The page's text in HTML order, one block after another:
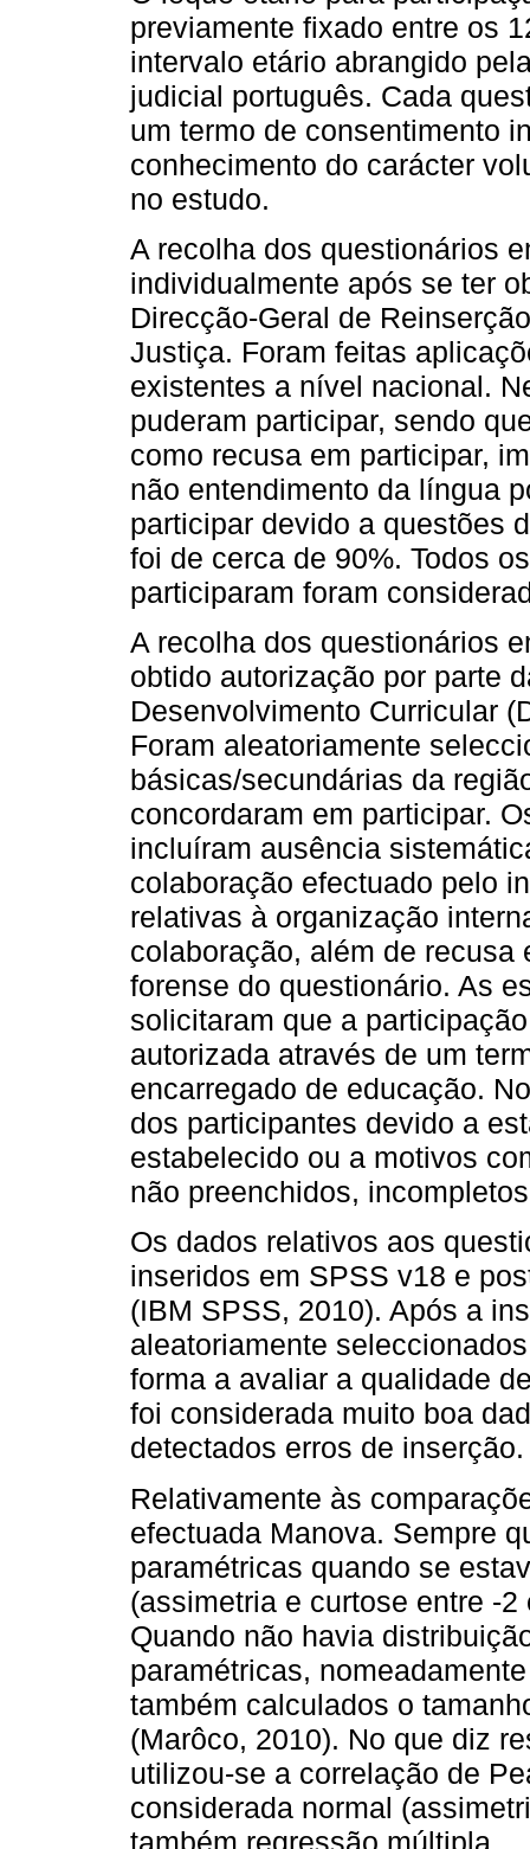
previamente fixado entre os
intervalo etário abrangido
judicial português. Cada
um termo de consentimento
conhecimento do carácter
no estudo.
A recolha dos questionários
individualmente após se ter
Direcção-Geral de
Justiça. Foram feitas
existentes a nível nacional.
puderam participar, sendo
como recusa em participar,
não entendimento da língua
participar devido a questões
foi de cerca de 90%. Todos
participaram foram
A recolha dos questionários
obtido autorização por parte
Desenvolvimento Curricular
Foram aleatoriamente
básicas/secundárias da
concordaram em participar.
incluíram ausência
colaboração efectuado pelo
relativas à organização
colaboração, além de recusa
forense do questionário. As
solicitaram que a
autorizada através de um
encarregado de educação.
dos participantes devido a
estabelecido ou a motivos
não preenchidos,
Os dados relativos aos
inseridos em SPSS v18 e
(IBM SPSS, 2010). Após a
aleatoriamente
forma a avaliar a qualidade
foi considerada muito boa
detectados erros de inserção.
Relativamente às
efectuada Manova. Sempre
paramétricas quando se
(assimetria e curtose entre -
Quando não havia
paramétricas,
também calculados o
(Marôco, 2010). No que diz
utilizou-se a correlação de
considerada normal
também regressão múltipla.